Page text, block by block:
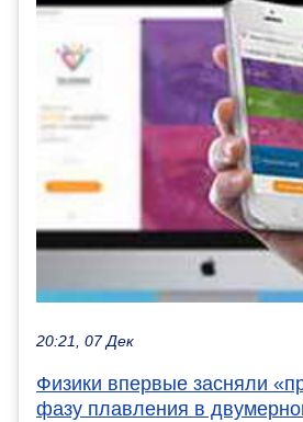
20:21, 07 Дек
Физики впервые засняли
фазу плавления в